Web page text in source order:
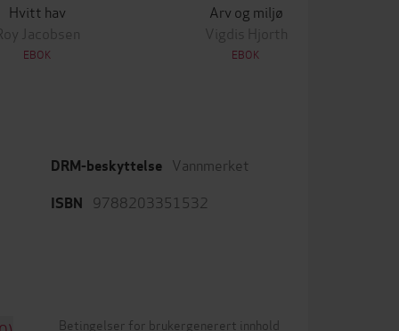
Hvitt hav
Jacobsen
EBOK
Arv og miljø
Vigdis Hjorth
EBOK
DRM-beskyttelse Vannmerket
ISBN 9788203351532
Betingelser for brukergenerert innhold